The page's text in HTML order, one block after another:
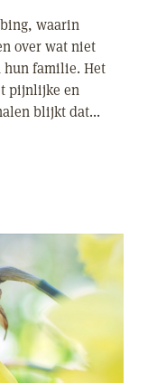
waarin
over wat niet
hun familie. Het
pijnlijke en
blijkt dat...